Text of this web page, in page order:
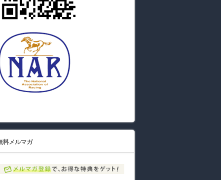
料メルマガ